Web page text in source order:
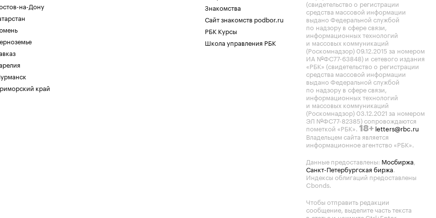
на-Дону
край
Знакомства
Сайт знакомств podbor.ru
РБК Курсы
Школа управления РБК
(свидетельство о регистрации
средства массовой информации
выдано Федеральной службой
по надзору в сфере связи,
информационных технологий
и массовых коммуникаций
(Роскомнадзор) 09.12.2015 за номером
ИА №ФС77-63848) и сетевого издания
«РБК» (свидетельство о регистрации
средства массовой информации
выдано Федеральной службой
по надзору в сфере связи,
информационных технологий
и массовых коммуникаций
(Роскомнадзор) 03.12.2021 за номером
ЭЛ №ФС77-82385) сопровождаются
пометкой «РБК». 18+ letters@rbc.ru
Владельцем сайта является
информационное агентство «РБК».
Данные предоставлены: Мосбиржа,
Санкт-Петербургская биржа.
Индексы облигаций предоставлены
Cbonds.
Чтобы отправить редакции
сообщение, выделите часть текста